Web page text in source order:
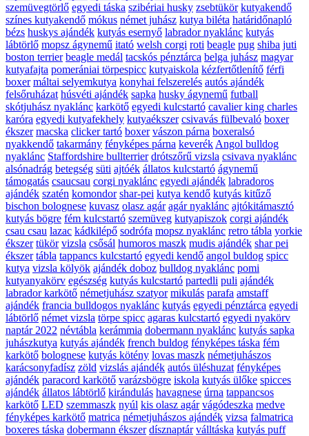
szemüvegtörlő egyedi táska szibériai husky zsebtükör kutyakendő
színes kutyakendő mókus német juhász kutya biléta határidőnapló
bézs huskys ajándék kutyás esernyő labrador nyaklánc kutyás
lábtörlő mopsz ágynemű itató welsh corgi roti beagle pug shiba juti
boston terrier beagle medál tacskós pénztárca belga juhász magyar
kutyafajta pomerániai törpespicc kutyaiskola kézfertőtlenítő férfi
boxer máltai selyemkutya konyhai felszerelés autós ajándék
felsőruházat húsvéti ajándék sapka husky ágynemű futball
skótjuhász nyaklánc karkötő egyedi kulcstartó cavalier king charles
karóra egyedi kutyafekhely kutyaékszer csivavás fülbevaló boxer
ékszer macska clicker tartó boxer vászon párna boxeralsó
nyakkendő takarmány fényképes párna keverék Angol bulldog
nyaklánc Staffordshire bullterrier drótszőrű vizsla csivava nyaklánc
alsónadrág betegség süti ajtóék állatos kulcstartó ágynemű
támogatás csaucsau corgi nyaklánc egyedi ajándék labradoros
ajándék szatén komondor shar-pei kutya kendő kutyás kitűző
bischon bolognese kuvasz olasz agár agár nyaklánc ajtókitámasztó
kutyás bögre fém kulcstartó szemüveg kutyapiszok corgi ajándék
csau csau lazac kádkilépő sodrófa mopsz nyaklánc retro tábla yorkie
ékszer tükör vizsla csősál humoros maszk mudis ajándék shar pei
ékszer tábla tappancs kulcstartó egyedi kendő angol buldog spicc
kutya vizsla kölyök ajándék doboz bulldog nyaklánc pomi
kutyanyakörv egészség kutyás kulcstartó partedli puli ajándék
labrador karkötő németjuhász szatyor mikulás parafa amstaff
ajándék francia bulldogos nyaklánc kutyás egyedi pénztárca egyedi
lábtörlő német vizsla törpe spicc agaras kulcstartó egyedi nyakörv
naptár 2022 névtábla kerámmia dobermann nyaklánc kutyás sapka
juhászkutya kutyás ajándék french buldog fényképes táska fém
karkötő bolognese kutyás kötény lovas maszk németjuhászos
karácsonyfadísz zöld vizslás ajándék autós üléshuzat fényképes
ajándék paracord karkötő varázsbögre iskola kutyás ülőke spicces
ajándék állatos lábtörlő kirándulás havagnese úrna tappancsos
karkötő LED szemmaszk nyúl kis olasz agár vágódeszka medve
fényképes karkötő matrica németjuhászos ajándék vizsa falmatrica
boxeres táska dobermann ékszer dísznaptár válltáska kutyás puff